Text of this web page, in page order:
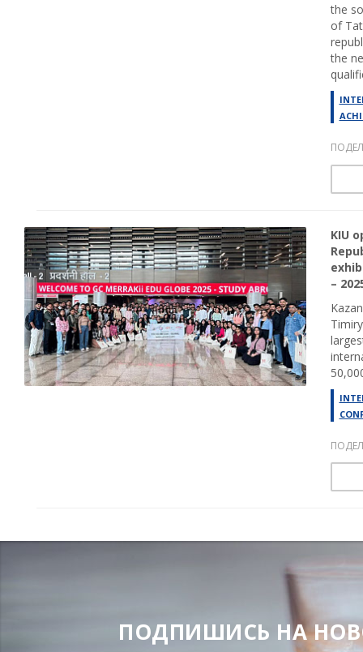
the
of
the
KIU
–
ПОДПИШИСЬ НА